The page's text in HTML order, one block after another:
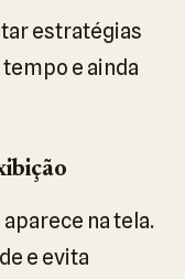
estratégias
e ainda
na tela.
e evita